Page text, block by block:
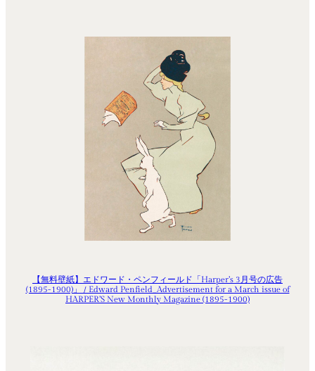
【無料壁紙】エドワード・ペンフィールド「Harper’s 3月号の広告
(1895-1900)」 / Edward Penfield_Advertisement for a March issue of
HARPER’S New Monthly Magazine (1895-1900)